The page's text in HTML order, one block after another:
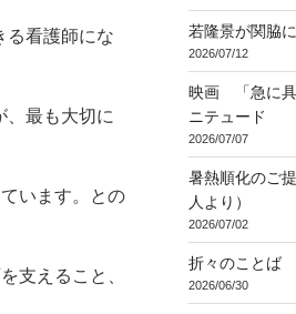
る看護師にな
、最も大切に
います。との
支えること、
若隆景が関脇に
2026/07/12
映画 「急に具
ニテュード
2026/07/07
暑熱順化のご
人より）
2026/07/02
折々のことば
2026/06/30